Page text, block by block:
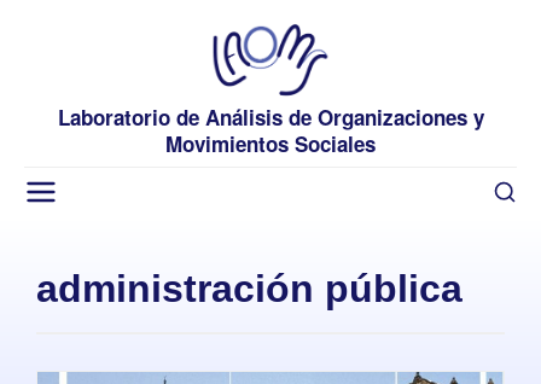
Laboratorio de Análisis de Organizaciones y
Movimientos Sociales
administración pública